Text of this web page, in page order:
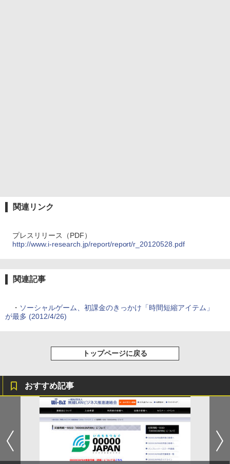
関連リンク
プレスリリース（PDF）
http://www.i-research.jp/report/report/r_20120528.pdf
関連記事
・ ソーシャルゲーム、初課金のきっかけ「時間短縮アイテム」
が最多 (2012/4/26)
トップページに戻る
おすすめ記事